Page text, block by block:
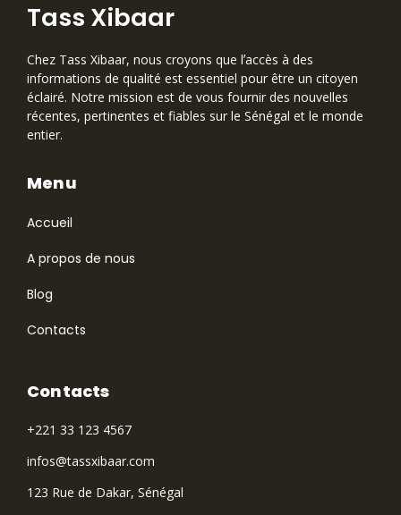
Tass Xibaar
Chez Tass Xibaar, nous croyons que lʼaccès à des
informations de qualité est essentiel pour être un citoyen
éclairé. Notre mission est de vous fournir des nouvelles
récentes, pertinentes et fiables sur le Sénégal et le monde
entier.
Accueil
A propos de nous
Blog
Contacts
Menu
Contacts
+221 33 123 4567
infos@tassxibaar.com
123 Rue de Dakar, Sénégal